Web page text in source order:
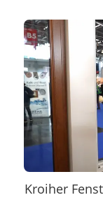
Kroiher